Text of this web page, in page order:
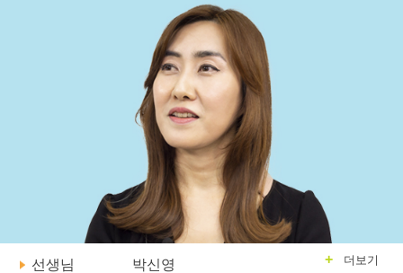
선생님 + 더보기
박신영